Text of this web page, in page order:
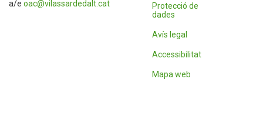
a/e oac@vilassardedalt.cat
Protecció de
dades
Avís legal
Accessibilitat
Mapa web